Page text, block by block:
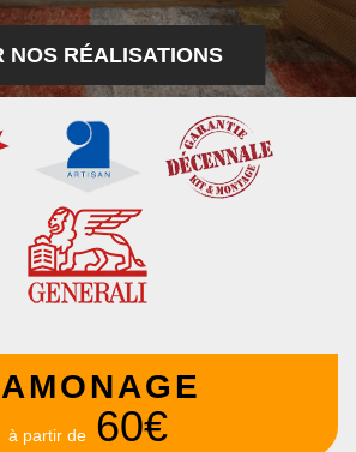
NOS RÉALISATIONS
à partir de 60€